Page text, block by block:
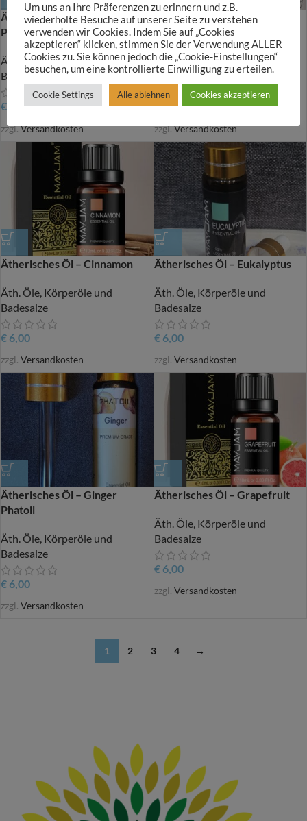
Ätherisches Öl – Cedarwood
Phatoil
Äth. Öle, Körperöle und
Badesalze
€ 6,00
zzgl.Versandkosten
Ätherisches Öl – Chamomile
Phatoil
Äth. Öle, Körperöle und
Badesalze
€6,00
zzgl.Versandkosten
Ätherisches Öl – Cinnamon
Äth. Öle, Körperöle und
Badesalze
€ 6,00
zzgl. Versandkosten
Ätherisches Öl – Eukalyptus
Äth. Öle, Körperöle und
Badesalze
€6,00
zzgl. Versandkosten
Ätherisches Öl – Ginger
Phatoil
Äth. Öle, Körperöle und
Badesalze
€ 6,00
zzgl. Versandkosten
Ätherisches Öl – Grapefruit
Äth. Öle, Körperöle und
Badesalze
€6,00
zzgl. Versandkosten
1 2 3 4 →
Um uns an Ihre Präferenzen zu erinnern und z.B.
wiederholte Besuche auf unserer Seite zu verstehen
verwenden wir Cookies. Indem Sie auf „Cookies
akzeptieren“ klicken, stimmen Sie der Verwendung ALLER
Cookies zu. Sie können jedoch die „Cookie-Einstellungen“
besuchen, um eine kontrollierte Einwilligung zu erteilen.
Cookie Settings Alle ablehnen Cookies akzeptieren